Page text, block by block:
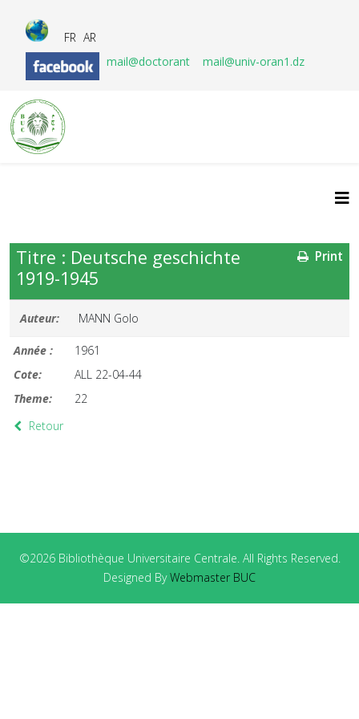
FR AR
mail@doctorant
mail@univ-oran1.dz
Print
Titre : Deutsche geschichte
1919-1945
Auteur: MANN Golo
Année :
1961
Cote:
ALL 22-04-44
Theme:
22
Retour
©2026 Bibliothèque Universitaire Centrale. All Rights Reserved.
Designed ByWebmaster BUC